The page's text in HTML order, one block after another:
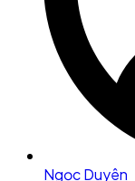
Ngọc Duyên